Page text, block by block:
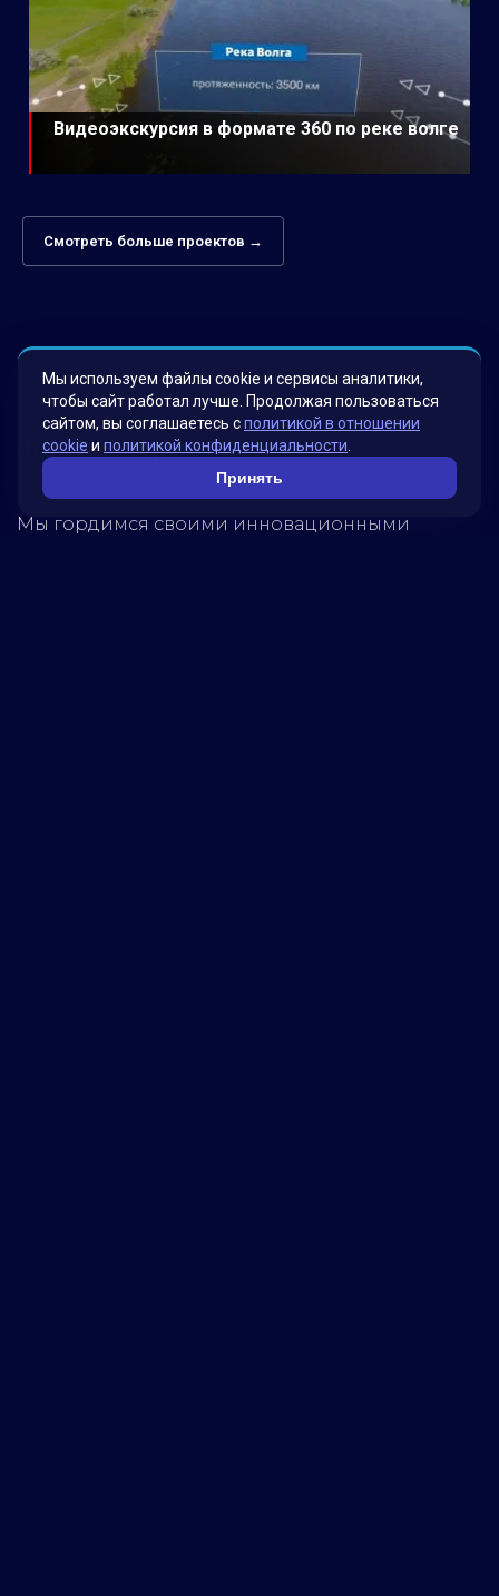
Видеоэкскурсия в формате 360 по реке волге
Смотреть больше проектов →
Факты о нас
Мы гордимся своими инновационными
Мы используем файлы cookie и сервисы аналитики,
чтобы сайт работал лучше. Продолжая пользоваться
сайтом, вы соглашаетесь сполитикой в отношении
cookie и политикой конфиденциальности
Принять